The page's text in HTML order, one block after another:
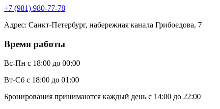
+7 (981) 980-77-78
Адрес: Санкт-Петербург, набережная канала Грибоедова, 7
Время работы
Вс-Пн с 18:00 до 00:00
Вт-Сб с 18:00 до 01:00
Бронирования принимаются каждый день с 14:00 до 22:00